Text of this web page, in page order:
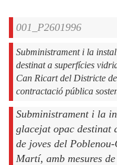
001_P2601996
Subministrament i la
destinat a superfícies
Can Ricart del Districte
contractació pública
Subministrament i la
glacejat opac destinat
de joves del
Martí, amb mesures